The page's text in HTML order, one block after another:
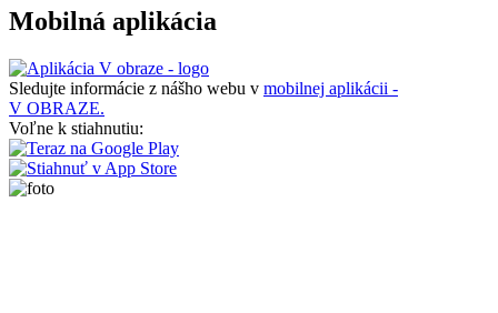
Mobilná aplikácia
Sledujte informácie z nášho webu v mobilnej aplikácii -
V OBRAZE.
Voľne k stiahnutiu: